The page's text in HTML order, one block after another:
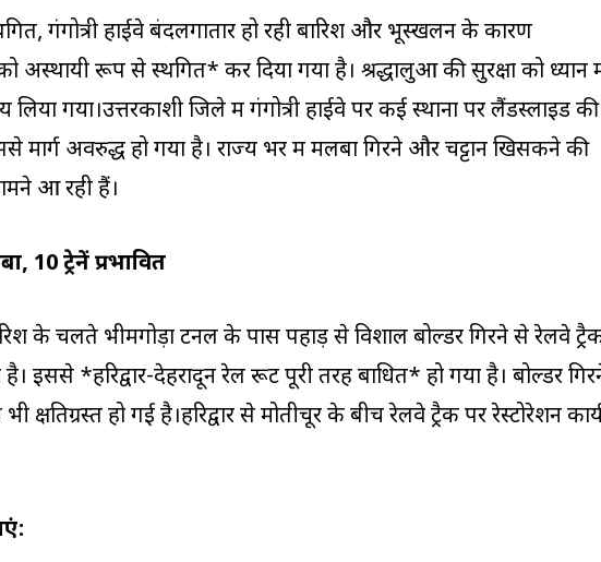
गंगोत्री हाईवे बंदलगातार हो रही बारिश और भूस्खलन के कारण
को अस्थायी रूप से स्थगित* कर दिया गया है। श्रद्धालुओं की सुरक्षा को ध्यान
लिया गया।उत्तरकाशी जिले में गंगोत्री हाईवे पर कई स्थानों पर लैंडस्लाइड की
मार्ग अवरुद्ध हो गया है। राज्य भर में मलबा गिरने और चट्टानें खिसकने की
आ रही हैं।
10 ट्रेनें प्रभावित
के चलते भीमगोड़ा टनल के पास पहाड़ से विशाल बोल्डर गिरने से रेलवे
इससे *हरिद्वार-देहरादून रेल रूट पूरी तरह बाधित* हो गया है। बोल्डर
क्षतिग्रस्त हो गई है।हरिद्वार से मोतीचूर के बीच रेलवे ट्रैक पर रेस्टोरेशन